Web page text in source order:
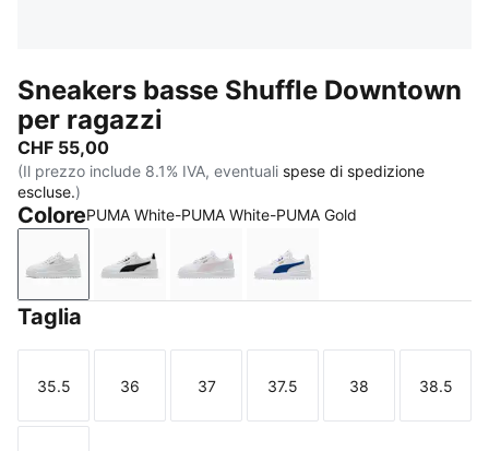
Sneakers basse Shuffle Downtown
per ragazzi
CHF 55,00
(Il prezzo include 8.1% IVA, eventuali spese di spedizione
escluse.)
ColorePUMA White-PUMA White-PUMA Gold
PUMA White-PUMA White-PUMA Gold
PUMA White-PUMA Black-PUMA Gold
PUMA White-Powder Pink
PUMA White-Clyde
Taglia
Taglia
35.5
Taglia
36
Taglia
37
Taglia
37.5
Taglia
38
Taglia
38.5